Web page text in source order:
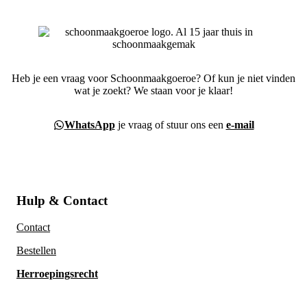
Heb je een vraag voor Schoonmaakgoeroe? Of kun je niet vinden
wat je zoekt? We staan voor je klaar!
WhatsAppje vraag of stuur ons een e-mail
Hulp & Contact
Contact
Bestellen
Herroepingsrecht